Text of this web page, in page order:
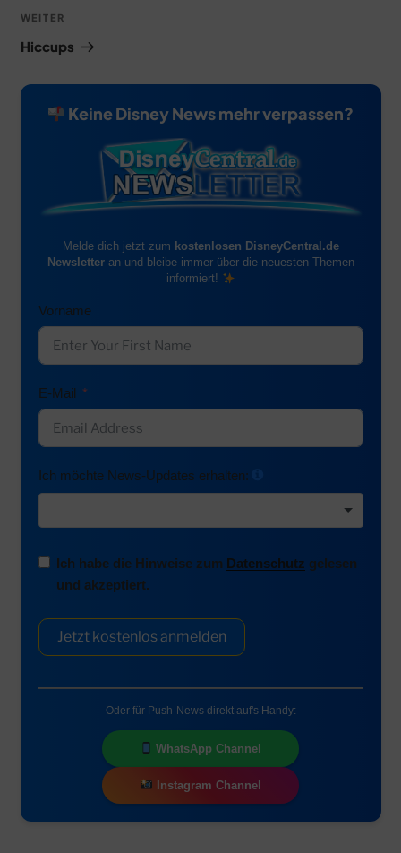
Nächster
Beitrag
WEITER
Hiccups
Keine Disney News mehr verpassen?
Melde dich jetzt zum kostenlosen DisneyCentral.de
Newsletteran und bleibe immer über die neuesten Themen
informiert!
Vorname
E-Mail
Ich möchte News-Updates erhalten:
Ich habe die Hinweise zum Datenschutz gelesen
und akzeptiert.
Jetzt kostenlos anmelden
Oder für Push-News direkt auf's Handy:
WhatsApp Channel
Instagram Channel